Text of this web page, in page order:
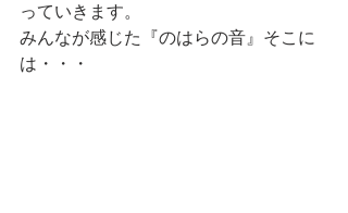
っていきます。
みんなが感じた『のはらの音』そこに
は・・・